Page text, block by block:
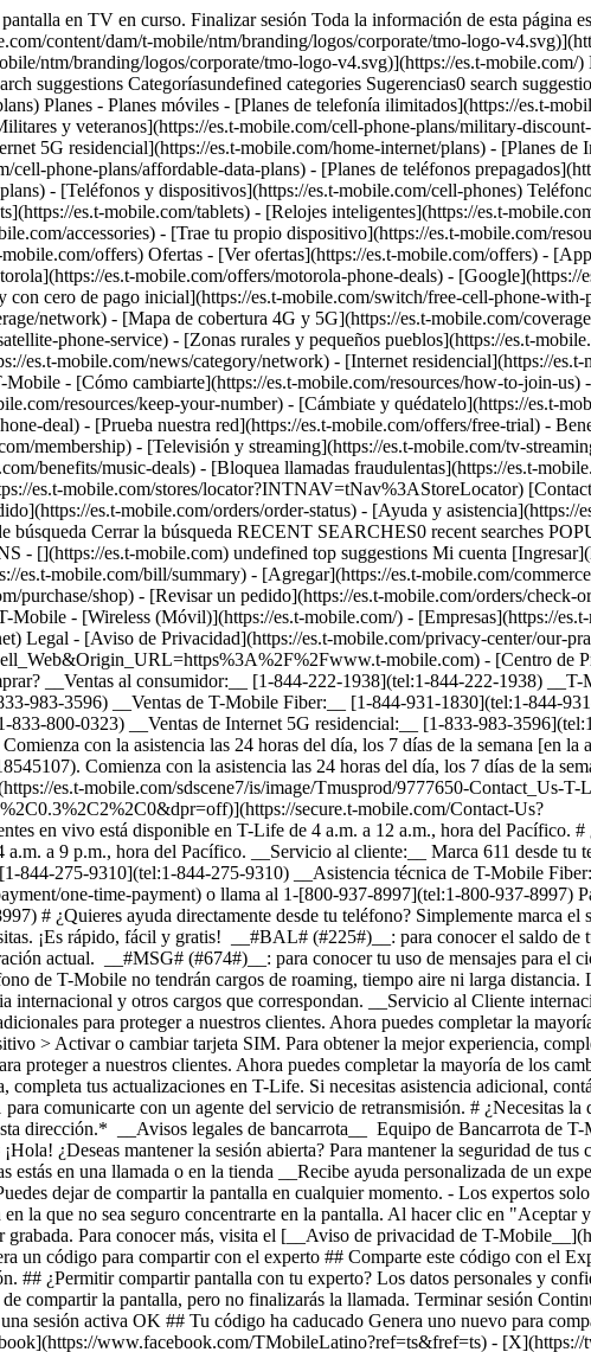
- [Encuentra tu razón](https://es.t-mobile.com/membership) - [Televisión y streaming](https://es.t-mobile.com/tv-streaming) - [Beneficios para viajes](https://es.t-mobile.com/benefits/travel) - [Beneficios para conciertos y música](https://es.t-mobile.com/benefits/music-deals) - [Bloquea llamadas fraudulentas](https://es.t-mobile.com/benefits/scam-shield) - [T-Mobile Tuesdays](https://es.t-mobile.com/offers/t-mobile-tuesdays) [Encuentra una tienda](https://es.t-mobile.com/stores/locator?INTNAV=tNav%3AStoreLocator) [Contacto y asistencia](https://es.t-mobile.com/contact-us) Contacto y asistencia - [1-800-T-MOBILE](tel:1-800-866-2453) - [Revisar un pedido](https://es.t-mobile.com/orders/order-status) - [Ayuda y asistencia](https://es.t-mobile.com/support) - Comparte la pantalla con un Experto [Carrito](https://es.t-mobile.com/cart) Buscar Buscar Enviar término de búsqueda Cerrar la búsqueda RECENT SEARCHES0 recent searches POPULAR0 popular search suggestions Categoríasundefined categories Sugerencias0 search suggestions TOP SUGGESTIONS - [](https://es.t-mobile.com) undefined top suggestions Mi cuenta [Ingresar](https://es.t-mobile.com/account/dashboard) [Volver a mi cuenta](https://es.t-mobile.com/account/dashboard) - [Pagar factura](https://es.t-mobile.com/bill/summary) - [Agregar](https://es.t-mobile.com/commerce/device-intent?INTNAV=tNav%3AMyAccount%3AAddALine) - [Actualizar](https://es.t-mobile.com/purchase/shop) - [Revisar un pedido](https://es.t-mobile.com/orders/check-order) - [Pregunta a la comunidad](https://es.t-mobile.com/community/?INTNAV=tNav%3AMyAccount%3ACommunity) más de T-Mobile - [Wireless (Móvil)](https://es.t-mobile.com/) - [Empresas](https://es.t-mobile.com/business) - [Prepagado](https://es.prepaid.t-mobile.com/home) - [Internet](https://es.t-mobile.com/home-internet) Legal - [Aviso de Privacidad](https://es.t-mobile.com/privacy-center/our-practices/privacy-policy) - [No venda, ni comparta mis Datos Personales](https://es.t-mobile.com/dns?Brand=Magenta&Site=Sell_Web&Origin_URL=https%3A%2F%2Fwww.t-mobile.com) - [Centro de Privacidad](https://es.t-mobile.com/privacy-center) [](https://es.t-mobile.com) # ¿Quieres ponerte en contacto? ## ¿Listo para comprar? __Ventas al consumidor:__ [1-844-222-1938](tel:1-844-222-1938) __T-Mobile Para Empresas:__ [1-833-800-0323](tel:1-833-800-0323) __Ventas de Internet 5G residencial:__ [1-833-983-3596](tel:1-833-983-3596) __Ventas de T-Mobile Fiber:__ [1-844-931-1830](tel:1-844-931-1830) __Ventas al consumidor:__ [1-844-222-1938](tel:1-844-222-1938) __T-Mobile Para Empresas:__ [1-833-800-0323](tel:1-833-800-0323) __Ventas de Internet 5G residencial:__ [1-833-983-3596](tel:1-833-983-3596) __Ventas de T-Mobile Fiber:__ [1-844-931-1830](tel:1-844-931-1830) # ¿Ya eres cliente y necesitas ayuda? Comienza con la asistencia las 24 horas del día, los 7 días de la semana [en la app T-Life](https://secure.t-mobile.com/Contact-Us?cmpid=MGPO_TMO_U_TLIFEAPP_9D3D13EDDB9E618545107). Comienza con la asistencia las 24 horas del día, los 7 días de la semana en la app T-Life. Escanea el siguiente código QR. [![Escanea el código QR con tu smarphone​​​​​​​ para descargar la app T-Life](https://es.t-mobile.com/sdscene7/is/image/Tmusprod/9777650-Contact_Us-T-Life_AI_Assistant-UPDATED-fg_750x750?ts=1765315819321&fmt=png-alpha&qlt=85%2C0&resMode=sharp2&op_usm=1.75%2C0.3%2C2%2C0&dpr=off)](https://